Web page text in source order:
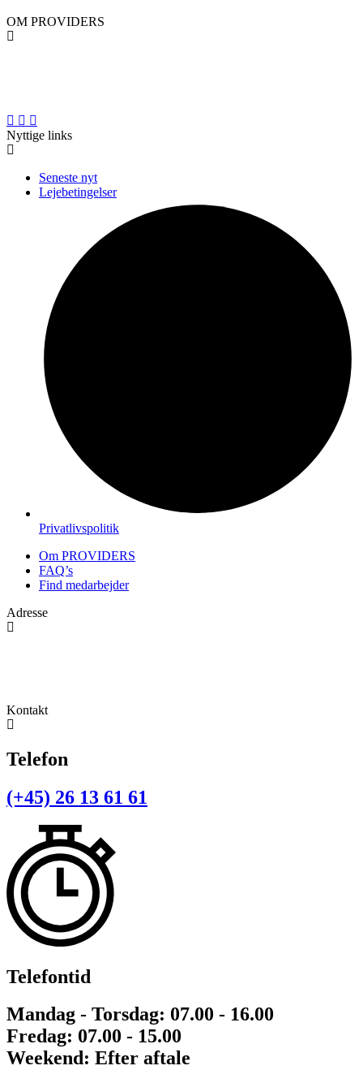
OM PROVIDERS
Nyttige links
Seneste nyt
Lejebetingelser
Privatlivspolitik
Om PROVIDERS
FAQ’s
Find medarbejder
Adresse
Kontakt
Telefon
(+45) 26 13 61 61
Telefontid
Mandag - Torsdag: 07.00 - 16.00
Fredag: 07.00 - 15.00
Weekend: Efter aftale